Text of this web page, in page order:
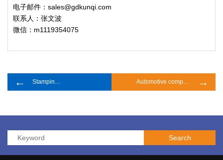
电子邮件：sales@gdkunqi.com
联系人：张文波
微信：m1119354075
← →